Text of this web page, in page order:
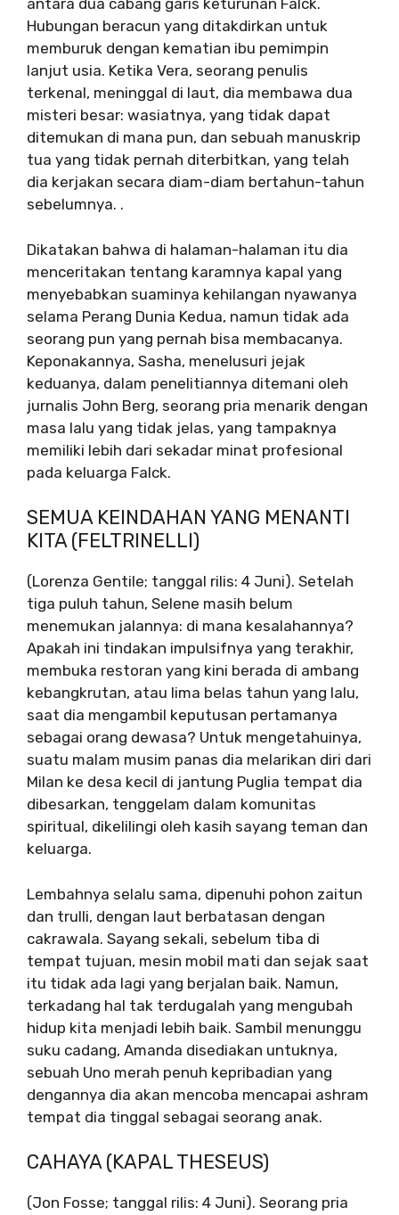
antara dua cabang garis keturunan Falck.
Hubungan beracun yang ditakdirkan untuk
memburuk dengan kematian ibu pemimpin
lanjut usia. Ketika Vera, seorang penulis
terkenal, meninggal di laut, dia membawa dua
misteri besar: wasiatnya, yang tidak dapat
ditemukan di mana pun, dan sebuah manuskrip
tua yang tidak pernah diterbitkan, yang telah
dia kerjakan secara diam-diam bertahun-tahun
sebelumnya. .
Dikatakan bahwa di halaman-halaman itu dia
menceritakan tentang karamnya kapal yang
menyebabkan suaminya kehilangan nyawanya
selama Perang Dunia Kedua, namun tidak ada
seorang pun yang pernah bisa membacanya.
Keponakannya, Sasha, menelusuri jejak
keduanya, dalam penelitiannya ditemani oleh
jurnalis John Berg, seorang pria menarik dengan
masa lalu yang tidak jelas, yang tampaknya
memiliki lebih dari sekadar minat profesional
pada keluarga Falck.
SEMUA KEINDAHAN YANG MENANTI
KITA (FELTRINELLI)
(Lorenza Gentile; tanggal rilis: 4 Juni). Setelah
tiga puluh tahun, Selene masih belum
menemukan jalannya: di mana kesalahannya?
Apakah ini tindakan impulsifnya yang terakhir,
membuka restoran yang kini berada di ambang
kebangkrutan, atau lima belas tahun yang lalu,
saat dia mengambil keputusan pertamanya
sebagai orang dewasa? Untuk mengetahuinya,
suatu malam musim panas dia melarikan diri dari
Milan ke desa kecil di jantung Puglia tempat dia
dibesarkan, tenggelam dalam komunitas
spiritual, dikelilingi oleh kasih sayang teman dan
keluarga.
Lembahnya selalu sama, dipenuhi pohon zaitun
dan trulli, dengan laut berbatasan dengan
cakrawala. Sayang sekali, sebelum tiba di
tempat tujuan, mesin mobil mati dan sejak saat
itu tidak ada lagi yang berjalan baik. Namun,
terkadang hal tak terdugalah yang mengubah
hidup kita menjadi lebih baik. Sambil menunggu
suku cadang, Amanda disediakan untuknya,
sebuah Uno merah penuh kepribadian yang
dengannya dia akan mencoba mencapai ashram
tempat dia tinggal sebagai seorang anak.
CAHAYA (KAPAL THESEUS)
(Jon Fosse; tanggal rilis: 4 Juni). Seorang pria